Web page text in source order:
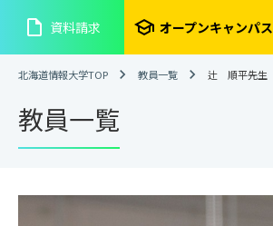
insert_drive_file 資料請求 school オープンキャンパス
北海道情報大学TOP 教員一覧 辻 順平先生
教員一覧